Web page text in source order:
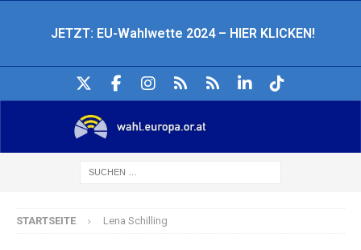
JETZT: EU-Wahlwette 2024 – HIER KLICKEN!
STARTSEITE Lena Schilling